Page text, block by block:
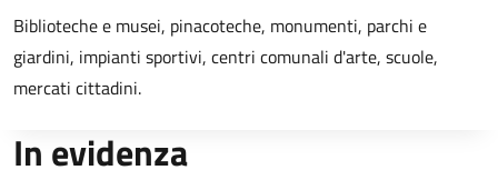
Biblioteche e musei, pinacoteche, monumenti, parchi e
giardini, impianti sportivi, centri comunali d'arte, scuole,
mercati cittadini.
In evidenza